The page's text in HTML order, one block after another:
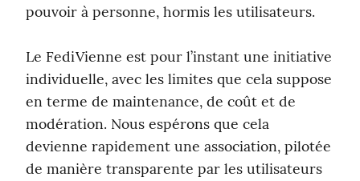
pouvoir à personne, hormis les utilisateurs.
Le FediVienne est pour l’instant une initiative
individuelle, avec les limites que cela suppose
en terme de maintenance, de coût et de
modération. Nous espérons que cela
devienne rapidement une association, pilotée
de manière transparente par les utilisateurs